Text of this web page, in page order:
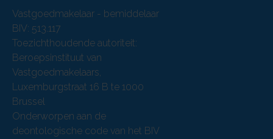
Vastgoedmakelaar - bemiddelaar
BIV: 513.117
Toezichthoudende autoriteit:
Beroepsinstituut van
Vastgoedmakelaars,
Luxemburgstraat 16 B te 1000
Brussel
Onderworpen aan de
deontologische code van het BIV